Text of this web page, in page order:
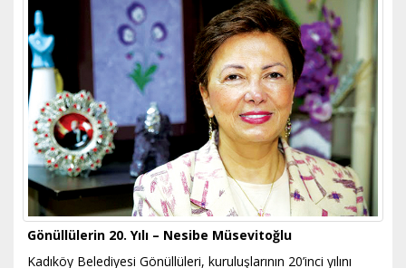
Gönüllülerin 20. Yılı – Nesibe Müsevitoğlu
Kadıköy Belediyesi Gönüllüleri, kuruluşlarının 20’inci yılını